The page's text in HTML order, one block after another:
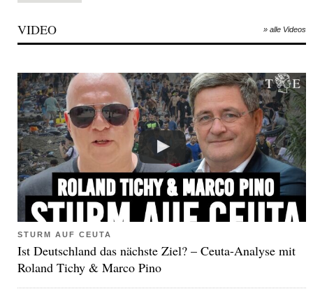
VIDEO » alle Videos
STURM AUF CEUTA
Ist Deutschland das nächste Ziel? – Ceuta-Analyse mit
Roland Tichy & Marco Pino